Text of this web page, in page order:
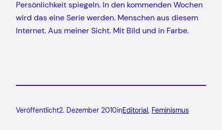
Persönlichkeit spiegeln. In den kommenden Wochen
wird das eine Serie werden. Menschen aus diesem
Internet. Aus meiner Sicht. Mit Bild und in Farbe.
Veröffentlicht2. Dezember 2010inEditorial, Feminismus